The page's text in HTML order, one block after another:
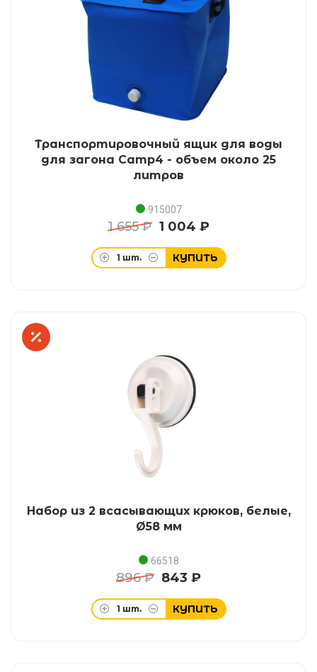
Транспортировочный ящик для воды
для загона Camp4 - объем около 25
литров
915007
1 655 ₽ 1 004 ₽
1 шт. КУПИТЬ
Набор из 2 всасывающих крюков, белые,
Ø58 мм
66518
896 ₽ 843 ₽
1 шт. КУПИТЬ